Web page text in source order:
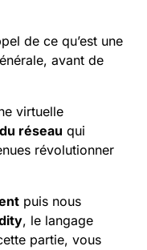
de ce qu’est une
avant de
virtuelle
réseau qui
révolutionner
puis nous
, le langage
partie, vous